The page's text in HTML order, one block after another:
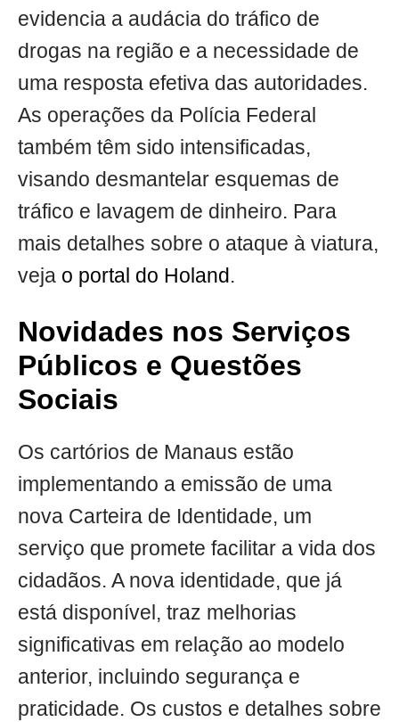
evidencia a audácia do tráfico de
drogas na região e a necessidade de
uma resposta efetiva das autoridades.
As operações da Polícia Federal
também têm sido intensificadas,
visando desmantelar esquemas de
tráfico e lavagem de dinheiro. Para
mais detalhes sobre o ataque à viatura,
veja o portal do Holand .
Novidades nos Serviços
Públicos e Questões
Sociais
Os cartórios de Manaus estão
implementando a emissão de uma
nova Carteira de Identidade, um
serviço que promete facilitar a vida dos
cidadãos. A nova identidade, que já
está disponível, traz melhorias
significativas em relação ao modelo
anterior, incluindo segurança e
praticidade. Os custos e detalhes sobre